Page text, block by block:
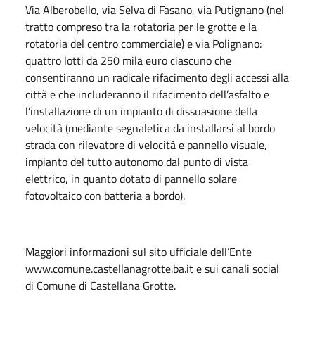
Via Alberobello, via Selva di Fasano, via Putignano (nel
tratto compreso tra la rotatoria per le grotte e la
rotatoria del centro commerciale) e via Polignano:
quattro lotti da 250 mila euro ciascuno che
consentiranno un radicale rifacimento degli accessi alla
città e che includeranno il rifacimento dell’asfalto e
l’installazione di un impianto di dissuasione della
velocità (mediante segnaletica da installarsi al bordo
strada con rilevatore di velocità e pannello visuale,
impianto del tutto autonomo dal punto di vista
elettrico, in quanto dotato di pannello solare
fotovoltaico con batteria a bordo).
Maggiori informazioni sul sito ufficiale dell’Ente
www.comune.castellanagrotte.ba.it e sui canali social
di Comune di Castellana Grotte.